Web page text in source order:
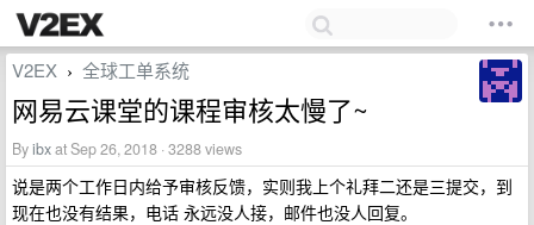
V2EX › 全球工单系统
网易云课堂的课程审核太慢了~
Byibxat Sep 26, 2018 · 3288 views
说是两个工作日内给予审核反馈，实则我上个礼拜二还是三提交，到
现在也没有结果，电话 永远没人接，邮件也没人回复。